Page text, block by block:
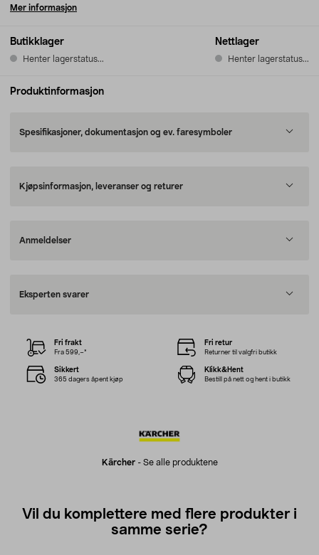
Butikklager
Henter lagerstatus...
Nettlager
Henter lagerstatus...
Mer informasjon
Produktinformasjon
Spesifikasjoner, dokumentasjon og ev. faresymboler
Kjøpsinformasjon, leveranser og returer
Anmeldelser
Eksperten svarer
Kärcher- Se alle produktene
Fri frakt
Fra 599,–*
Fri retur
Returner til valgfri butikk
Sikkert
365 dagers åpent kjøp
Klikk&Hent
Bestill på nett og hent i butikk
Vil du komplettere med flere produkter i
samme serie?